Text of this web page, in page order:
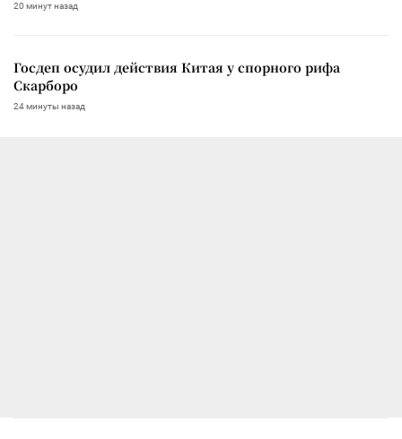
20 минут назад
Госдеп осудил действия Китая у спорного рифа
Скарборо
24 минуты назад